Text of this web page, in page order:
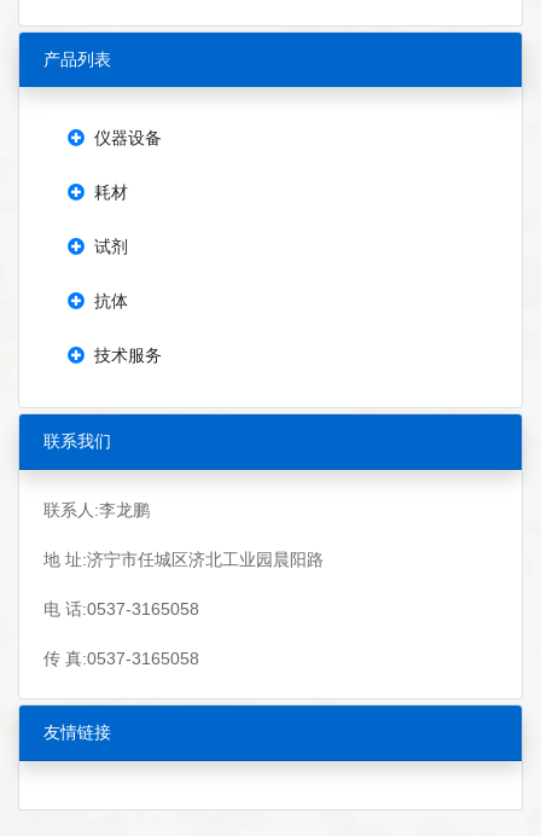
产品列表
仪器设备
耗材
试剂
抗体
技术服务
联系我们
联系人:李龙鹏
地 址:济宁市任城区济北工业园晨阳路
电 话:0537-3165058
传 真:0537-3165058
友情链接